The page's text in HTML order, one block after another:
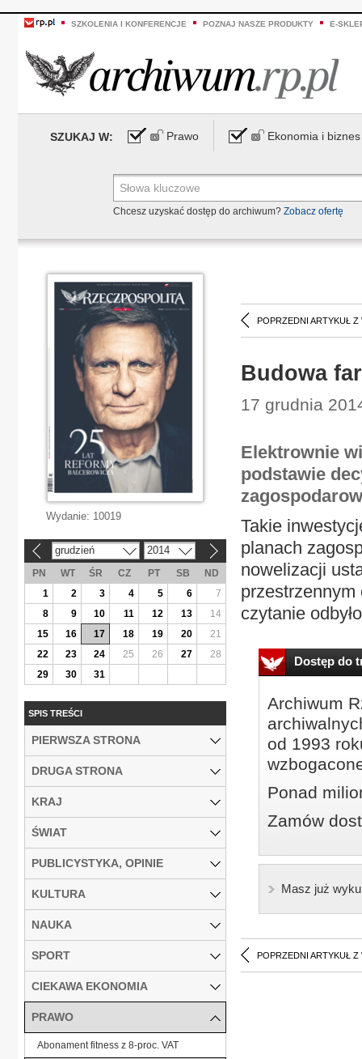
SZKOLENIA I KONFERENCJE POZNAJ NASZE PRODUKTY E-
SZUKAJ W: Prawo Ekonomia i biznes
Chcesz uzyskać dostęp do archiwum? Zobacz ofertę
POPRZEDNI ARTYKUŁ Z
Budowa
17 grudnia
Elektrownie
podstawie
Takie
planach
nowelizacji
czytanie
Dostęp do
Archiwum
od 1993
Ponad
Zamów
Masz już
POPRZEDNI ARTYKUŁ Z
Wydanie: 10019
grudzień 2014
PN WT ŚR CZ PT SB
ND
1
2 3 4 5 6
7
8
9 10 11 12 13
14
15
16 17 18 19 20
21
22
23 24 25 26 27
28
29
30 31
SPIS TREŚCI
PIERWSZA STRONA
DRUGA STRONA
KRAJ
ŚWIAT
PUBLICYSTYKA, OPINIE
KULTURA
NAUKA
SPORT
CIEKAWA EKONOMIA
PRAWO
Abonament fitness z 8-proc. VAT